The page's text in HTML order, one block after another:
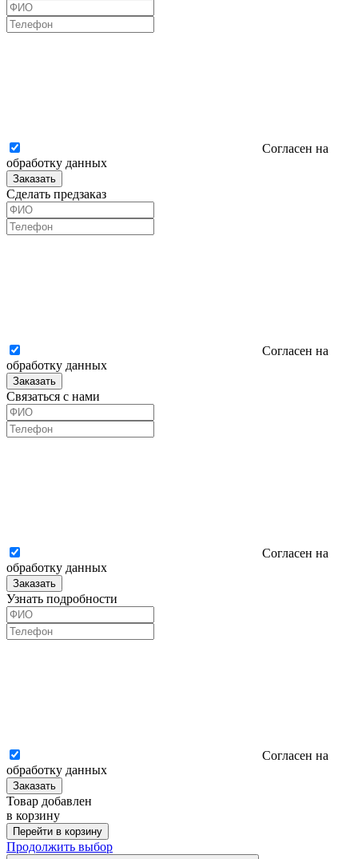
Согласен на
обработку данных
Заказать
Сделать предзаказ
Согласен на
обработку данных
Заказать
Связаться с нами
Согласен на
обработку данных
Заказать
Узнать подробности
Согласен на
обработку данных
Заказать
Товар добавлен
в корзину
Перейти в корзину
Продолжить выбор